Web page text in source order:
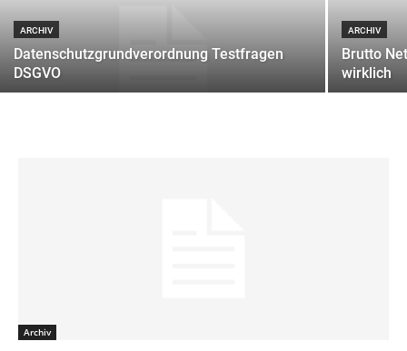
ARCHIV
Datenschutzgrundverordnung Testfragen
DSGVO
ARCHIV
Brutto
wirklich
Archiv